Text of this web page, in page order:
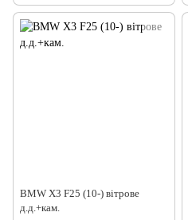
BMW X3 F25 (10-) вітрове
д.д.+кам.